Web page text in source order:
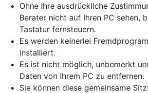
Ohne Ihre ausdrückliche
Berater nicht auf Ihren PC sehen,
Tastatur fernsteuern.
Es werden keinerlei
installiert.
Es ist nicht möglich, unbemerkt
Daten von Ihrem PC zu entfernen.
Sie können diese gemeinsame